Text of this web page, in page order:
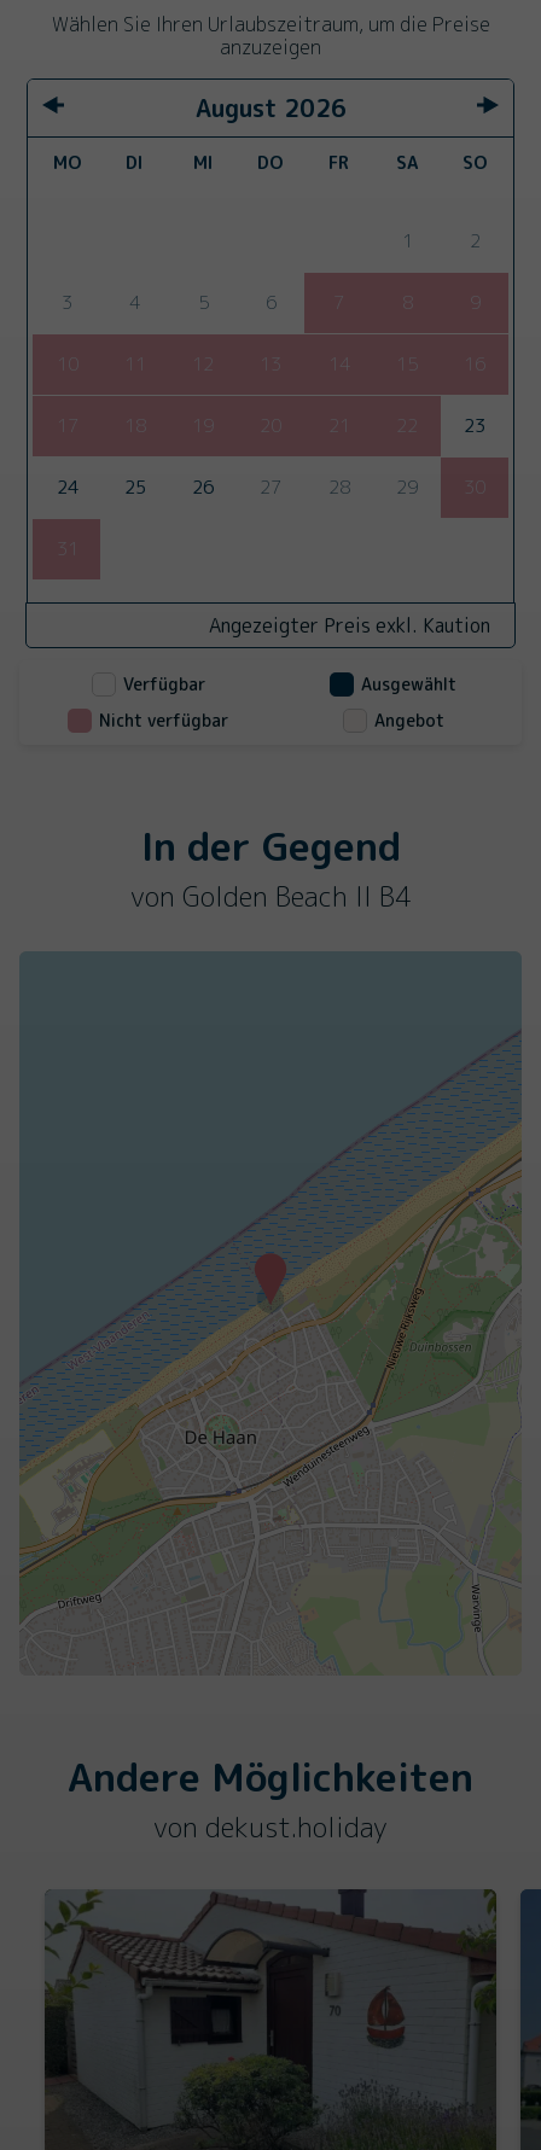
Wählen Sie Ihren Urlaubszeitraum, um die Preise
anzuzeigen
August 2026
MO DI MI DO FR SA SO
1 2
3 4 5 6 7 8 9
12 13 14 16
17 19 20 21 22 23
24 25 26 27 28 29 30
31
Angezeigter Preis exkl. Kaution
Verfügbar
Ausgewählt
Nicht verfügbar
Angebot
In der Gegend
von Golden Beach II B4
Andere Möglichkeiten
von dekust.holiday